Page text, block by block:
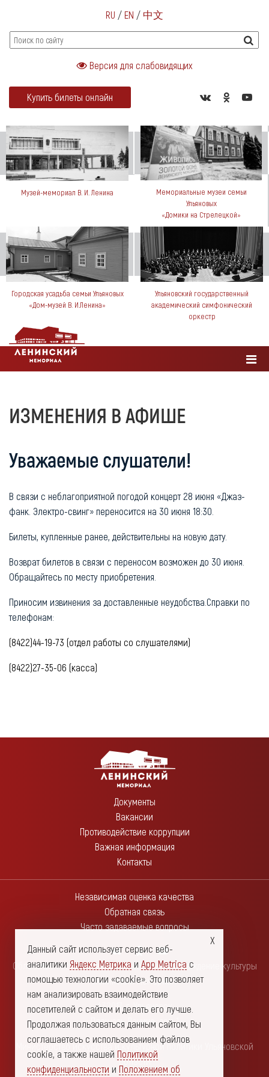
RU / EN / 中文
Версия для слабовидящих
Купить билеты онлайн
Музей-мемориал В. И. Ленина
Мемориальные музеи семьи
Ульяновых
«Домики на Стрелецкой»
Городская усадьба семьи Ульяновых
«Дом-музей В. И.Ленина»
Ульяновский государственный
академический симфонический
оркестр
ИЗМЕНЕНИЯ В АФИШЕ
Уважаемые слушатели!
В связи с неблагоприятной погодой концерт 28 июня «Джаз-
фанк. Электро-свинг» переносится на 30 июня 18:30.
Билеты, купленные ранее, действительны на новую дату.
Возврат билетов в связи с переносом возможен до 30 июня.
Обращайтесь по месту приобретения.
Приносим извинения за доставленные неудобства.Справки по
телефонам:
(8422)44-19-73 (отдел работы со слушателями)
(8422)27-35-06 (касса)
Документы
Вакансии
Противодействие коррупции
Важная информация
Контакты
Независимая оценка качества
Обратная связь
Часто задаваемые вопросы
Областное государственное автономное учреждение культуры
"Ленинский мемориал"
432017, г. Ульяновск
Площадь Ленина, дом 1
Министерство искусства и культурной политики Ульяновской
области
Данный сайт использует сервис веб-
аналитики Яндекс Метрика и App Metrica с
помощью технологии «cookie». Это позволяет
нам анализировать взаимодействие
посетителей с сайтом и делать его лучше.
Продолжая пользоваться данным сайтом, Вы
соглашаетесь с использованием файлов
cookie, а также нашей Политикой
конфиденциальности и Положением об